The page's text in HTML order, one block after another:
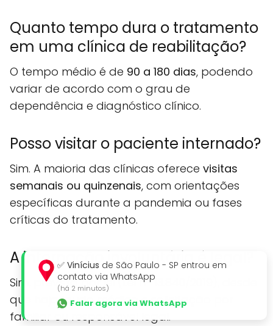
Quanto tempo dura o tratamento
em uma clínica de reabilitação?
O tempo médio é de 90 a 180 dias, podendo
variar de acordo com o grau de
dependência e diagnóstico clínico.
Posso visitar o paciente internado?
Sim. A maioria das clínicas oferece visitas
semanais ou quinzenais, com orientações
específicas durante a pandemia ou fases
críticas do tratamento.
A internação involuntária é legal?
Sim, prevista por lei (Lei nº 13.840/2019), desde
que haja laudo médico e solicitação por
familiar ou responsável legal.
✅ Vinícius de São Paulo - SP entrou em
contato via WhatsApp
(há 2 minutos)
Falar agora via WhatsApp